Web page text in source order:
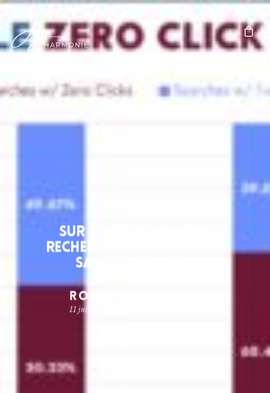
Sur Google, 68 % des
recherches se terminent
sans clic en 2026
Roman Ordovini
11 juin 2026